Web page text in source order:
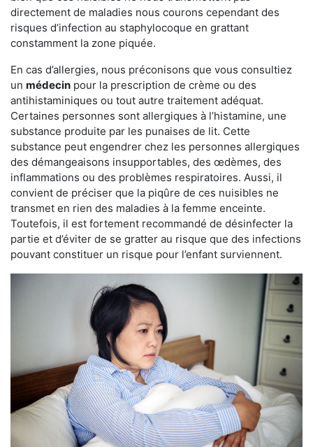
directement de maladies nous courons cependant des
risques d’infection au staphylocoque en grattant
constamment la zone piquée.
En cas d’allergies, nous préconisons que vous consultiez
un médecin pour la prescription de crème ou des
antihistaminiques ou tout autre traitement adéquat.
Certaines personnes sont allergiques à l’histamine, une
substance produite par les punaises de lit. Cette
substance peut engendrer chez les personnes allergiques
des démangeaisons insupportables, des œdèmes, des
inflammations ou des problèmes respiratoires. Aussi, il
convient de préciser que la piqûre de ces nuisibles ne
transmet en rien des maladies à la femme enceinte.
Toutefois, il est fortement recommandé de désinfecter la
partie et d’éviter de se gratter au risque que des infections
pouvant constituer un risque pour l’enfant surviennent.